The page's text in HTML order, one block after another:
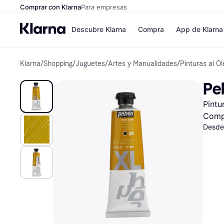
Comprar con KlarnaPara empresas
Descubre Klarna
Formas de
Paga ahora
Paga en 3 plazos
Paga en 30 días
Financiación
Klarna en Apple
Compra
Tiendas
Zalando
JD Sports
App de Klarna
Klarna/Shopping/Juguetes/Artes y Manualidades/Pinturas al